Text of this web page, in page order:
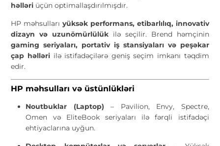
həlləri üçün optimallaşdırılmışdır.
HP məhsullarıyüksək performans, etibarlılıq, innovativ
dizayn və uzunömürlülük ilə seçilir. Brend həmçinin
gaming seriyaları, portativ iş stansiyaları və peşəkar
çap həlləri ilə istifadəçilərə geniş seçim imkanı təqdim
edir.
HP məhsulları və üstünlükləri
Noutbuklar (Laptop) – Pavilion, Envy, Spectre,
Omen və EliteBook seriyaları ilə fərqli istifadəçi
ehtiyaclarına uyğun.